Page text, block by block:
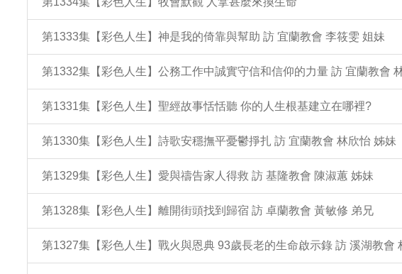
第1333集【彩色人生】神是我的倚靠與幫助 訪 宜蘭教會 李筱雯 姐妹
第1332集【彩色人生】公務工作中誠實守信和信仰的力量 訪 宜蘭教會
第1331集【彩色人生】聖經故事恬恬聽 你的人生根基建立在哪裡?
第1330集【彩色人生】詩歌安穩撫平憂鬱掙扎 訪 宜蘭教會 林欣怡 姊妹
第1329集【彩色人生】愛與禱告家人得救 訪 基隆教會 陳淑蕙 姊妹
第1328集【彩色人生】離開街頭找到歸宿 訪 卓蘭教會 黃敏修 弟兄
第1327集【彩色人生】戰火與恩典 93歲長老的生命啟示錄 訪 溪湖教會